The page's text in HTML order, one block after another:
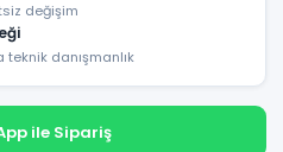
değişim
teknik danışmanlık
ile Sipariş